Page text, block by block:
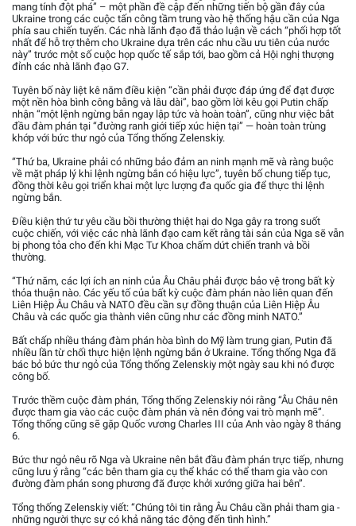
mang tính đột phá” – một phần đề cập đến những tiến bộ gần đây của
Ukraine trong các cuộc tấn công tầm trung vào hệ thống hậu cần của Nga
phía sau chiến tuyến. Các nhà lãnh đạo đã thảo luận về cách “phối hợp tốt
nhất để hỗ trợ thêm cho Ukraine dựa trên các nhu cầu ưu tiên của nước
này” trước một số cuộc họp quốc tế sắp tới, bao gồm cả Hội nghị thượng
đỉnh các nhà lãnh đạo G7.
Tuyên bố này liệt kê năm điều kiện “cần phải được đáp ứng để đạt được
một nền hòa bình công bằng và lâu dài”, bao gồm lời kêu gọi Putin chấp
nhận “một lệnh ngừng bắn ngay lập tức và hoàn toàn”, cũng như việc bắt
đầu đàm phán tại “đường ranh giới tiếp xúc hiện tại” — hoàn toàn trùng
khớp với bức thư ngỏ của Tổng thống Zelenskiy.
“Thứ ba, Ukraine phải có những bảo đảm an ninh mạnh mẽ và ràng buộc
về mặt pháp lý khi lệnh ngừng bắn có hiệu lực”, tuyên bố chung tiếp tục,
đồng thời kêu gọi triển khai một lực lượng đa quốc gia để thực thi lệnh
ngừng bắn.
Điều kiện thứ tư yêu cầu bồi thường thiệt hại do Nga gây ra trong suốt
cuộc chiến, với việc các nhà lãnh đạo cam kết rằng tài sản của Nga sẽ vẫn
bị phong tỏa cho đến khi Mạc Tư Khoa chấm dứt chiến tranh và bồi
thường.
“Thứ năm, các lợi ích an ninh của Âu Châu phải được bảo vệ trong bất kỳ
thỏa thuận nào. Các yếu tố của bất kỳ cuộc đàm phán nào liên quan đến
Liên Hiệp Âu Châu và NATO đều cần sự đồng thuận của Liên Hiệp Âu
Châu và các quốc gia thành viên cũng như các đồng minh NATO.”
Bất chấp nhiều tháng đàm phán hòa bình do Mỹ làm trung gian, Putin đã
nhiều lần từ chối thực hiện lệnh ngừng bắn ở Ukraine. Tổng thống Nga đã
bác bỏ bức thư ngỏ của Tổng thống Zelenskiy một ngày sau khi nó được
công bố.
Trước thềm cuộc đàm phán, Tổng thống Zelenskiy nói rằng “Âu Châu nên
được tham gia vào các cuộc đàm phán và nên đóng vai trò mạnh mẽ”.
Tổng thống cũng sẽ gặp Quốc vương Charles III của Anh vào ngày 8 tháng
6.
Bức thư ngỏ nêu rõ Nga và Ukraine nên bắt đầu đàm phán trực tiếp, nhưng
cũng lưu ý rằng “các bên tham gia cụ thể khác có thể tham gia vào con
đường đàm phán song phương đã được khởi xướng giữa hai bên”.
Tổng thống Zelenskiy viết: “Chúng tôi tin rằng Âu Châu cần phải tham gia -
những người thực sự có khả năng tác động đến tình hình.”